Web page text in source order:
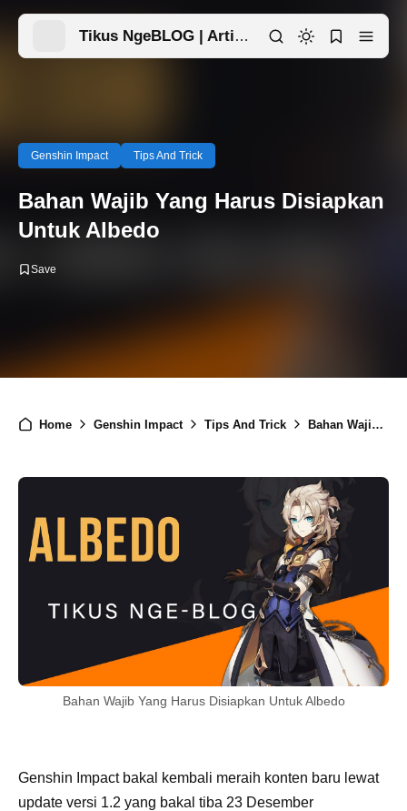
Tikus NgeBLOG | Artikel Menarik Ada Disini
Genshin Impact Tips And Trick
Bahan Wajib Yang Harus Disiapkan
Untuk Albedo
Home Genshin Impact Tips And Trick Bahan Wajib Yang Harus Disiapkan Untuk Albedo
Bahan Wajib Yang Harus Disiapkan Untuk Albedo
Genshin Impact bakal kembali meraih konten baru lewat
update versi 1.2 yang bakal tiba 23 Desember